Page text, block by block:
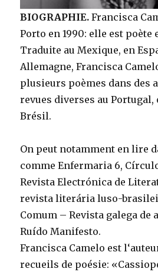
BIOGRAPHIE.Francisca
Porto en 1990: elle est poète
Traduite au Mexique, en
Allemagne, Francisca
plusieurs poèmes dans des
revues diverses au Portugal,
Brésil.
On peut notamment en lire
comme Enfermaria 6,
Revista Electrónica de
revista literária luso-
Comum – Revista galega de
Ruído Manifesto.
Francisca Camelo est
recueils de poésie: